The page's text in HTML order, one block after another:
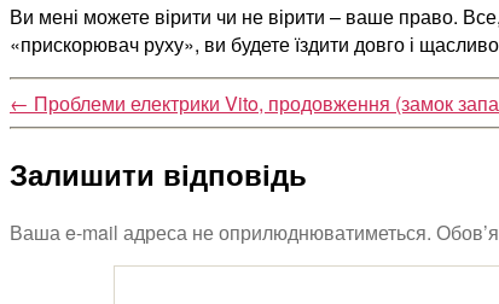
Ви мені можете вірити чи не вірити – ваше право.
«прискорювач руху», ви будете їздити довго і
← Проблеми електрики Vito, продовження (замок
Залишити відповідь
Ваша e-mail адреса не оприлюднюватиметься.